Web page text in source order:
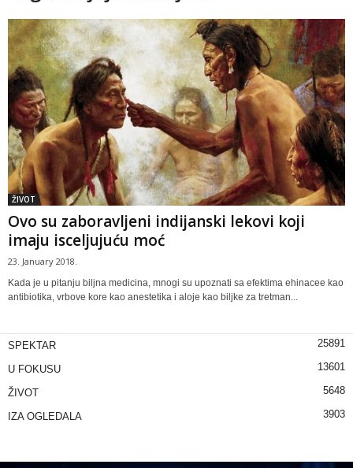
ŽIVOT
Ovo su zaboravljeni indijanski lekovi koji
imaju isceljujuću moć
23. January 2018.
Kada je u pitanju biljna medicina, mnogi su upoznati sa efektima ehinacee kao
antibiotika, vrbove kore kao anestetika i aloje kao biljke za tretman...
SPEKTAR 25891
U FOKUSU 13601
ŽIVOT 5648
IZA OGLEDALA 3903